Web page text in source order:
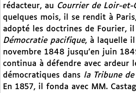
rédacteur, au Courrier de Loir-et-
quelques mois, il se rendit à
adopté les doctrines de Fourier,
Démocratie pacifique, à laquelle
novembre 1848 jusqu’en juin
continua à défendre avec ardeur
démocratiques dans la Tribune
En 1857, il fonda avec MM.